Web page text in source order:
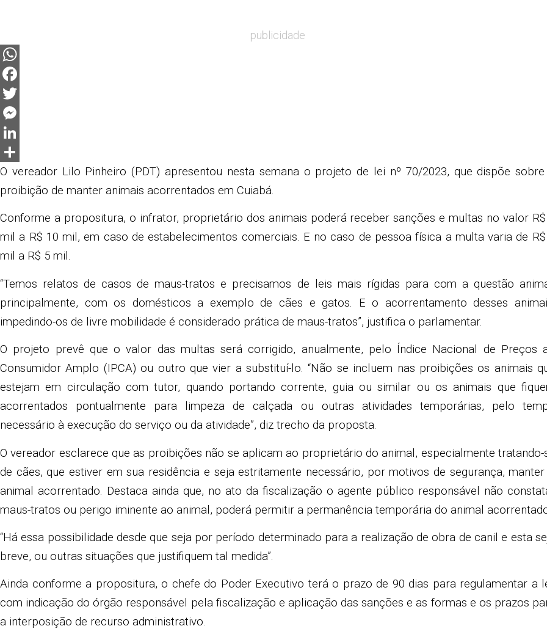
publicidade
WhatsApp
Facebook
Twitter
Messenger
LinkedIn
Share
O vereador Lilo Pinheiro (PDT) apresentou nesta semana o projeto de lei nº 70/2023, que dispõe
proibição de manter animais acorrentados em Cuiabá.
Conforme a propositura, o infrator, proprietário dos animais poderá receber sanções e multas no valor
mil a R$ 10 mil, em caso de estabelecimentos comerciais. E no caso de pessoa física a multa varia de
mil a R$ 5 mil.
“Temos relatos de casos de maus-tratos e precisamos de leis mais rígidas para com a questão
principalmente, com os domésticos a exemplo de cães e gatos. E o acorrentamento desses
impedindo-os de livre mobilidade é considerado prática de maus-tratos”, justifica o parlamentar.
O projeto prevê que o valor das multas será corrigido, anualmente, pelo Índice Nacional de Preços
Consumidor Amplo (IPCA) ou outro que vier a substituí-lo. “Não se incluem nas proibições os animais
estejam em circulação com tutor, quando portando corrente, guia ou similar ou os animais que
acorrentados pontualmente para limpeza de calçada ou outras atividades temporárias, pelo
necessário à execução do serviço ou da atividade”, diz trecho da proposta.
O vereador esclarece que as proibições não se aplicam ao proprietário do animal, especialmente tratando-
de cães, que estiver em sua residência e seja estritamente necessário, por motivos de segurança,
animal acorrentado. Destaca ainda que, no ato da fiscalização o agente público responsável não
maus-tratos ou perigo iminente ao animal, poderá permitir a permanência temporária do animal
“Há essa possibilidade desde que seja por período determinado para a realização de obra de canil e esta
breve, ou outras situações que justifiquem tal medida”.
Ainda conforme a propositura, o chefe do Poder Executivo terá o prazo de 90 dias para regulamentar a
com indicação do órgão responsável pela fiscalização e aplicação das sanções e as formas e os prazos
a interposição de recurso administrativo.